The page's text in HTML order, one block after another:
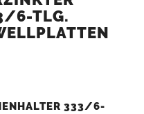
6-TLG.
333/6-